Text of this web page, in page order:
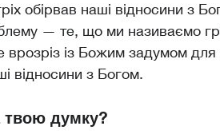
обірвав наші відносини з
— те, що ми називаємо
врозріз із Божим задумом
відносини з Богом.
твою думку?